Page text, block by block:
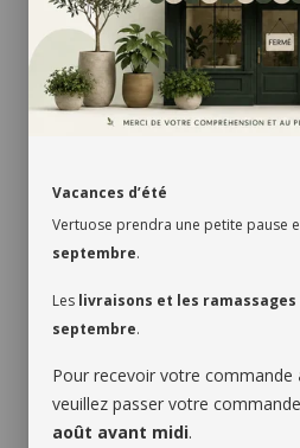
LIVRAISON GRATUITEÀ
NORD ET RIVE SUD.
DE 75$ ET PLUS AVANT
PORTFOLIO
Termes et conditions
Politique de retour
Vacances d’été
Vertuose prendra une petite pause
septembre.
Les livraisons et les
septembre.
Pour recevoir votre commande
veuillez passer votre commande
août avant midi.